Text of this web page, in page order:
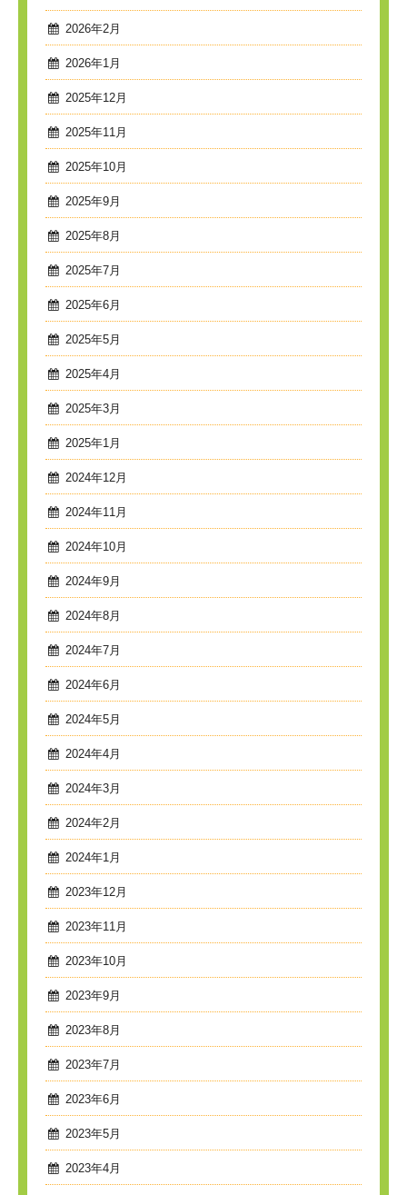
2026年2月
2026年1月
2025年12月
2025年11月
2025年10月
2025年9月
2025年8月
2025年7月
2025年6月
2025年5月
2025年4月
2025年3月
2025年1月
2024年12月
2024年11月
2024年10月
2024年9月
2024年8月
2024年7月
2024年6月
2024年5月
2024年4月
2024年3月
2024年2月
2024年1月
2023年12月
2023年11月
2023年10月
2023年9月
2023年8月
2023年7月
2023年6月
2023年5月
2023年4月